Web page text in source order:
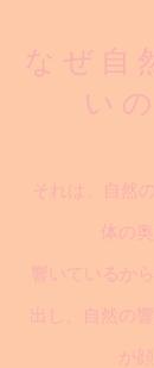
な ぜ 自
い
それは、自然
体の
響いているか
出し、自然の
が